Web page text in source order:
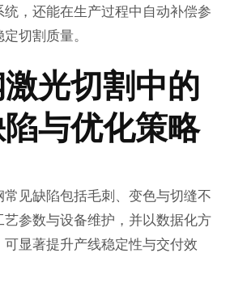
，还能在生产过程中自动补偿参
切割质量。
光切割中的
与优化策略
见缺陷包括毛刺、变色与切缝不
参数与设备维护，并以数据化方
显著提升产线稳定性与交付效